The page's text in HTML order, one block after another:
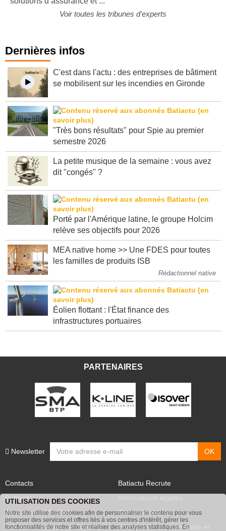
Voir toutes les tribunes d'experts
Dernières infos
C'est dans l'actu : des entreprises de bâtiment
se mobilisent sur les incendies en Gironde
"Très bons résultats" pour Spie au premier
semestre 2026
La petite musique de la semaine : vous avez
dit "congés" ?
Porté par l'Amérique latine, le groupe Holcim
relève ses objectifs pour 2026
MEA native home >> Une FDES pour toutes
les familles de produits ISB
Rédactionnel native
Éolien flottant : l'État finance des
infrastructures portuaires
PARTENAIRES
Newsletter
Contacts
Publicité
Abonnement Batiactu
Voir les contenus+ de Batiactu
Batiactu Recrute
Site annonceurs
Politique de confidentialité et
UTILISATION DES COOKIES
Notre site utilise des cookies afin de personnaliser le contenu pour vous
proposer des services et offres liés à vos centres d'intérêt, gérer les
fonctionnalités de notre site et réaliser des analyses statistiques. En